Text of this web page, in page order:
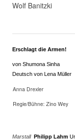
Wolf Banitzki
Erschlagt die Armen!
von Shumona Sinha
Deutsch von Lena Müller
Anna Drexler
Regie/Bühne: Zino Wey
Marstall Philipp Lahm